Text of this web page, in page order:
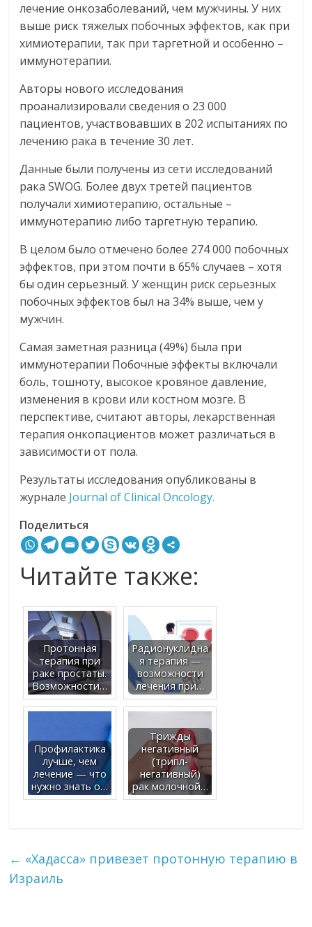
лечение онкозаболеваний, чем мужчины. У них
выше риск тяжелых побочных эффектов, как при
химиотерапии, так при таргетной и особенно –
иммунотерапии.
Авторы нового исследования
проанализировали сведения о 23 000
пациентов, участвовавших в 202 испытаниях по
лечению рака в течение 30 лет.
Данные были получены из сети исследований
рака SWOG. Более двух третей пациентов
получали химиотерапию, остальные –
иммунотерапию либо таргетную терапию.
В целом было отмечено более 274 000 побочных
эффектов, при этом почти в 65% случаев – хотя
бы один серьезный. У женщин риск серьезных
побочных эффектов был на 34% выше, чем у
мужчин.
Самая заметная разница (49%) была при
иммунотерапии Побочные эффекты включали
боль, тошноту, высокое кровяное давление,
изменения в крови или костном мозге. В
перспективе, считают авторы, лекарственная
терапия онкопациентов может различаться в
зависимости от пола.
Результаты исследования опубликованы в
журнале Journal of Clinical Oncology.
Поделиться
Читайте также:
Протонная
терапия при
раке простаты.
Возможности…
Радионуклидна
я терапия —
возможности
лечения при…
Профилактика
лучше, чем
лечение — что
нужно знать о…
Трижды
негативный
(трипл-
негативный)
рак молочной…
← «Хадасса» привезет протонную терапию в
Израиль